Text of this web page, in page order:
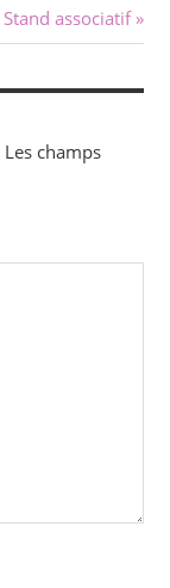
Next
Post:
Stand associatif
Les champs